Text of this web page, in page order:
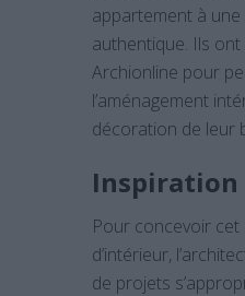
appartement à
authentique. Ils
Archionline pour
l’aménagement
décoration de leur
Inspiration
Pour concevoir
d’intérieur,
de projets